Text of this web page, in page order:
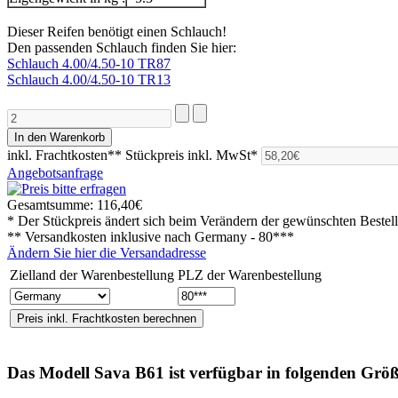
Dieser Reifen benötigt einen Schlauch!
Den passenden Schlauch finden Sie hier:
Schlauch 4.00/4.50-10 TR87
Schlauch 4.00/4.50-10 TR13
inkl. Frachtkosten** Stückpreis inkl. MwSt*
Angebotsanfrage
Gesamtsumme: 116,40€
* Der Stückpreis ändert sich beim Verändern der gewünschten
** Versandkosten inklusive nach Germany - 80***
Ändern Sie hier die Versandadresse
Zielland der Warenbestellung PLZ der Warenbestellung
Das Modell Sava B61 ist verfügbar in folgenden